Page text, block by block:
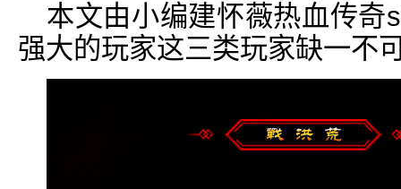
本文由小编建怀薇热血传奇
强大的玩家这三类玩家缺一不